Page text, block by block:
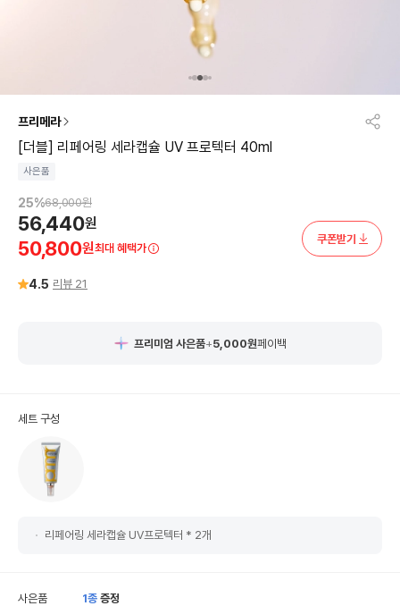
프리메라
[더블] 리페어링 세라캡슐 UV 프로텍터 40ml
사은품
25%68,000원
56,440원
50,800원최대 혜택가
쿠폰받기
4.5 리뷰 21
프리미엄 사은품+5,000원페이백
세트 구성
리페어링 세라캡슐 UV프로텍터 * 2개
사은품 1종 증정